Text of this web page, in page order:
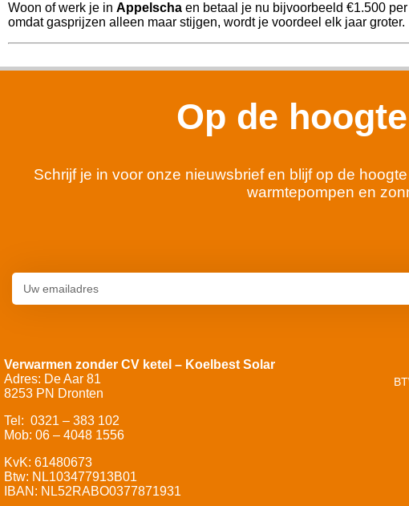
Woon of werk je in Appelscha en betaal je nu bijvoorbeeld €1.500
omdat gasprijzen alleen maar stijgen, wordt je voordeel elk jaar groter.
Op de
Schrijf je in voor onze nieuwsbrief en blijf op de
warmtepompen en
Verwarmen zonder CV ketel – Koelbest Solar
Adres: De Aar 81
8253 PN Dronten
Tel: 0321 – 383 102
Mob: 06 – 4048 1556
KvK: 61480673
Btw: NL103477913B01
IBAN: NL52RABO0377871931